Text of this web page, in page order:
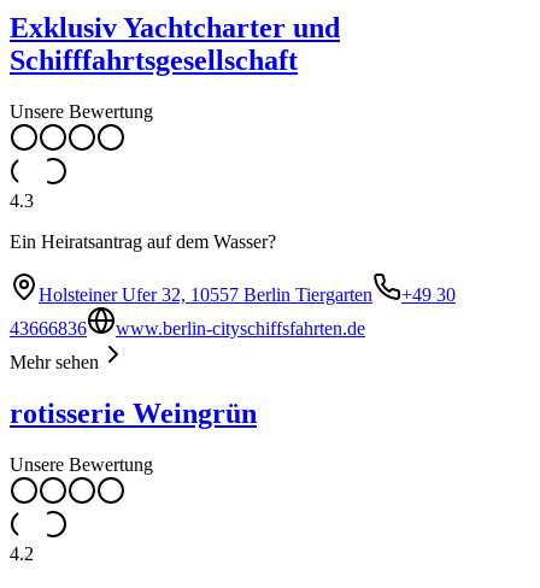
Exklusiv Yachtcharter und
Schifffahrtsgesellschaft
Unsere Bewertung
4.3
Ein Heiratsantrag auf dem Wasser?
Holsteiner Ufer 32, 10557 Berlin Tiergarten
+49 30
43666836
www.berlin-cityschiffsfahrten.de
Mehr sehen
rotisserie Weingrün
Unsere Bewertung
4.2